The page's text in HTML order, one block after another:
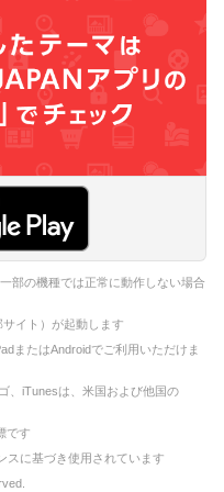
部の機種では正常に動作しない場合
サイト）が起動します
またはAndroidでご利用いただけま
、iTunesは、米国および他国の
です
スに基づき使用されています